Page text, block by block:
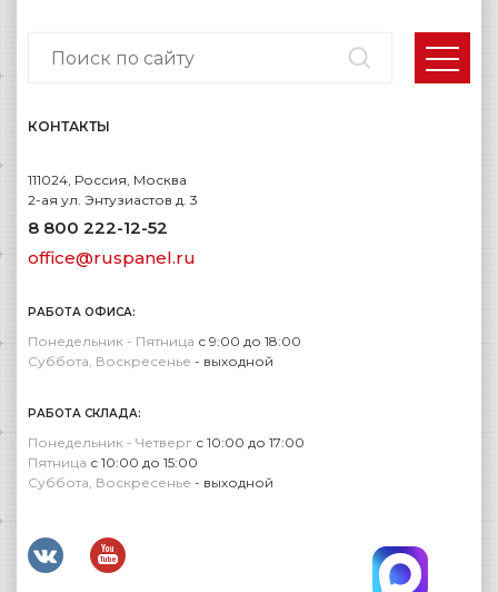
КОНТАКТЫ
111024, Россия, Москва
2-ая ул. Энтузиастов д. 3
8 800 222-12-52
office@ruspanel.ru
РАБОТА ОФИСА:
Понедельник - Пятница с 9:00 до 18:00
Суббота, Воскресенье - выходной
РАБОТА СКЛАДА:
Понедельник - Четверг с 10:00 до 17:00
Пятница с 10:00 до 15:00
Суббота, Воскресенье - выходной